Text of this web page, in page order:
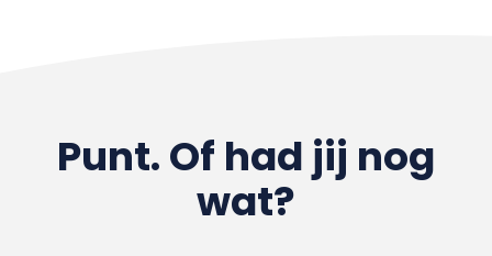
Punt. Of had jij nog
wat?